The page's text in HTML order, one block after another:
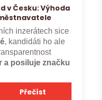
v Česku: Výhoda
inzerátech sice
, kandidáti ho ale
a posiluje značku
Přečíst